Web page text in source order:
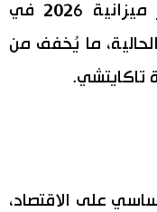
الحزب على المساعدة في تمرير ميزانية 2026 في
الحالية، ما يُخفف من
تاكايتشي.
على الاقتصاد،